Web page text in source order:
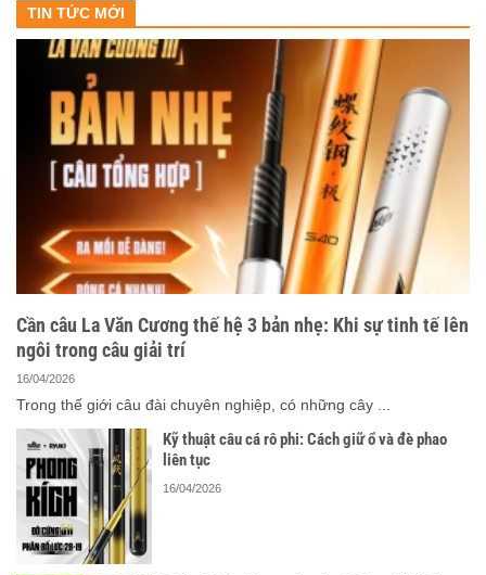
TIN TỨC MỚI
Cần câu La Văn Cương thế hệ 3 bản nhẹ: Khi sự tinh tế lên
ngôi trong câu giải trí
16/04/2026
Trong thế giới câu đài chuyên nghiệp, có những cây ...
Kỹ thuật câu cá rô phi: Cách giữ ổ và đè phao
liên tục
16/04/2026